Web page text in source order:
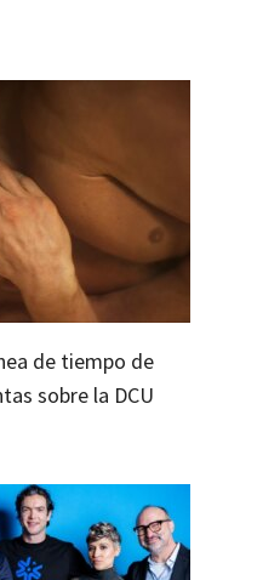
de tiempo de
sobre la DCU